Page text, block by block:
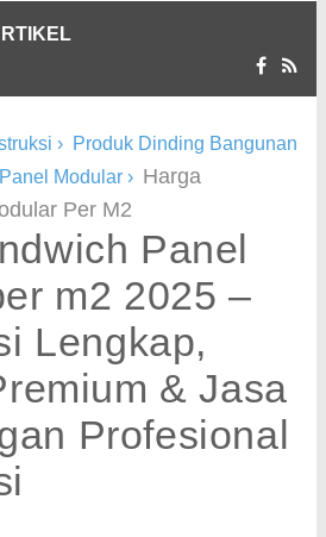
› Produk Dinding Bangunan
Modular › Harga
Per M2
Panel
m2 2025 –
Lengkap,
& Jasa
Profesional